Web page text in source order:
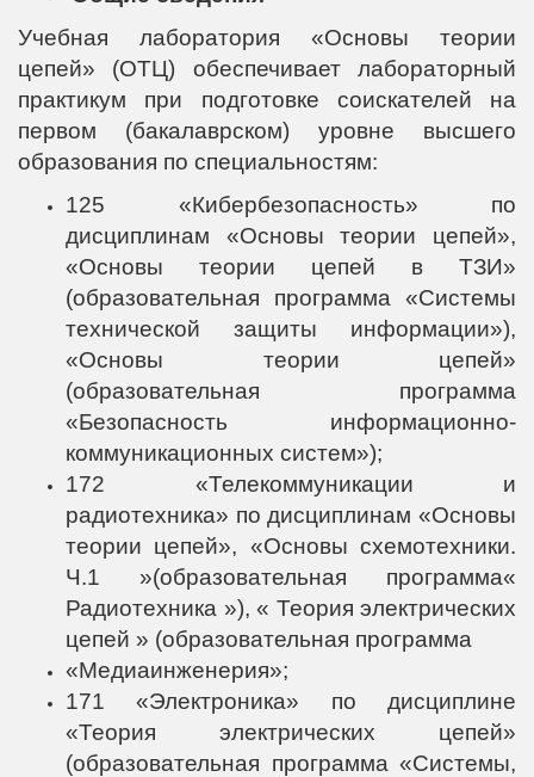
Учебная лаборатория «Основы теории
цепей» (ОТЦ) обеспечивает лабораторный
практикум при подготовке соискателей на
первом (бакалаврском) уровне высшего
образования по специальностям:
125 «Кибербезопасность» по
дисциплинам «Основы теории цепей»,
«Основы теории цепей в ТЗИ»
(образовательная программа «Системы
технической защиты информации»),
«Основы теории цепей»
(образовательная программа
«Безопасность информационно-
коммуникационных систем»);
172 «Телекоммуникации и
радиотехника» по дисциплинам «Основы
теории цепей», «Основы схемотехники.
Ч.1 »(образовательная программа«
Радиотехника »), « Теория электрических
цепей » (образовательная программа
«Медиаинженерия»;
171 «Электроника» по дисциплине
«Теория электрических цепей»
(образовательная программа «Системы,